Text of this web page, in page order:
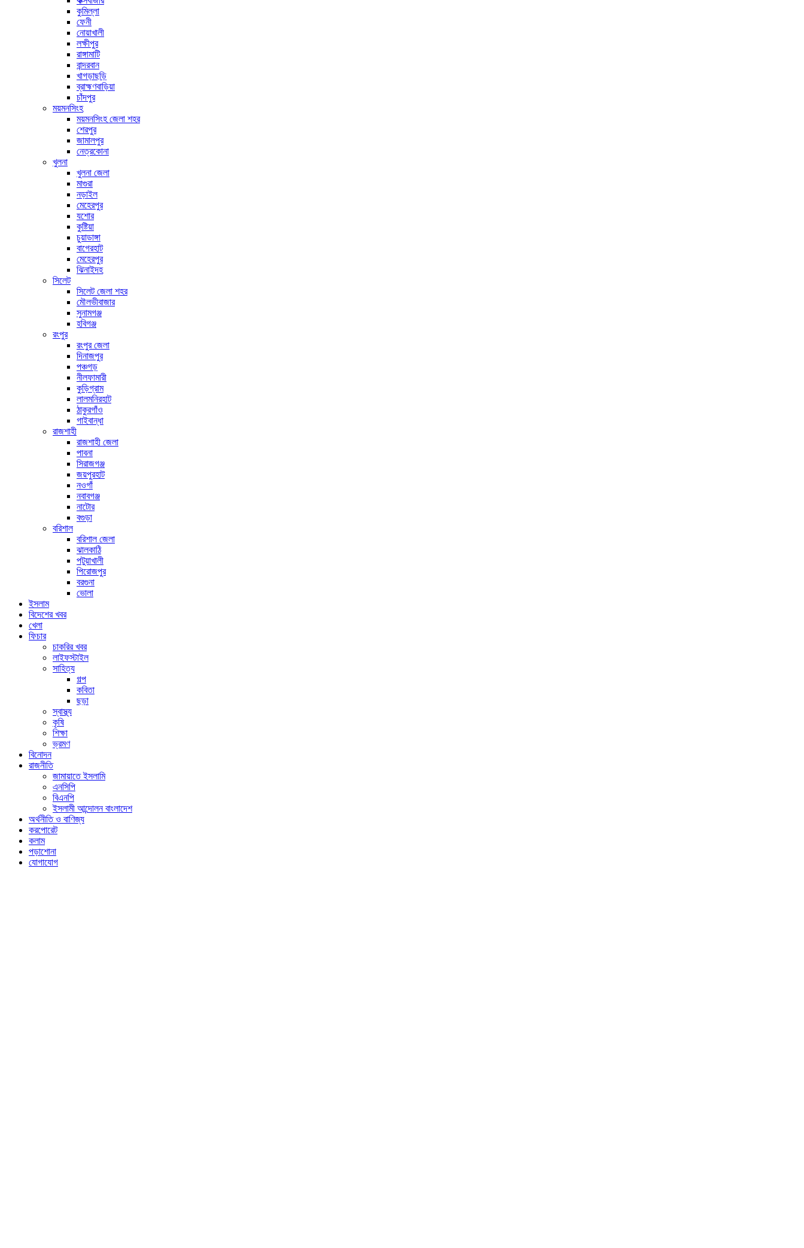
কুমিল্লা
ফেনী
নোয়াখালী
লক্ষীপুর
রাঙ্গামাটি
বান্দরবান
খাগড়াছড়ি
ব্রাহ্মণবাড়িয়া
চাঁদপুর
ময়মনসিংহ
ময়মনসিংহ জেলা শহর
শেরপুর
জামালপুর
নেত্রকোনা
খুলনা
খুলনা জেলা
মাগুরা
নড়াইল
মেহেরপুর
যশোর
কুষ্টিয়া
চুয়াডাঙ্গা
বাগেরহাট
মেহেরপুর
ঝিনাইদহ
সিলেট
সিলেট জেলা শহর
মৌলভীবাজার
সুনামগঞ্জ
হবিগঞ্জ
রংপুর
রংপুর জেলা
দিনাজপুর
পঞ্চগড়
নীলফামারী
কুড়িগ্রাম
লালমনিরহাট
ঠাকুরগাঁও
গাইবান্ধা
রাজশাহী
রাজশাহী জেলা
পাবনা
সিরাজগঞ্জ
জয়পুরহাট
নওগাঁ
নবাবগঞ্জ
নাটোর
বগুড়া
বরিশাল
বরিশাল জেলা
ঝালকাঠি
পটুয়াখালী
পিরোজপুর
বরগুনা
ভোলা
ইসলাম
বিদেশের খবর
খেলা
ফিচার
চাকরির খবর
লাইফস্টাইল
সাহিত্য
গল্প
কবিতা
ছড়া
স্বাস্থ্য
কৃষি
শিক্ষা
ভ্রমণ
বিনোদন
রাজনীতি
জামায়াতে ইসলামি
এনসিপি
বিএনপি
ইসলামী আন্দোলন বাংলাদেশ
অর্থনীতি ও বাণিজ্য
করপোরেট
কলাম
পড়াশোনা
যোগাযোগ